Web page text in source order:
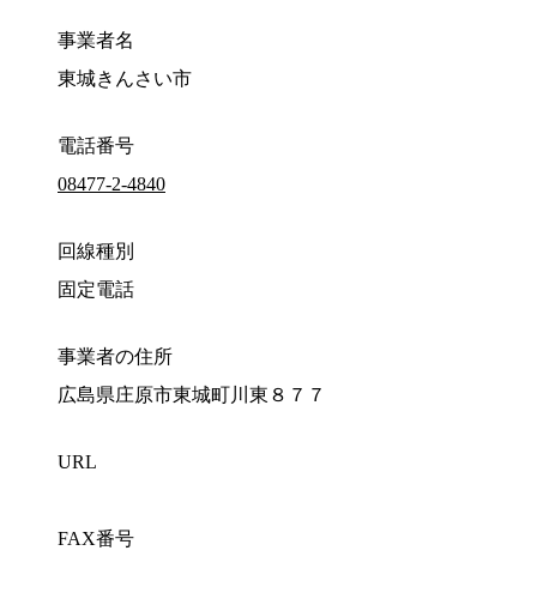
事業者名
東城きんさい市
電話番号
08477-2-4840
回線種別
固定電話
事業者の住所
広島県庄原市東城町川東８７７
URL
FAX番号